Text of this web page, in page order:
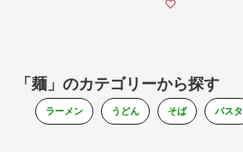
「麺」のカテゴリーから探す
ラーメン うどん そば パスタ